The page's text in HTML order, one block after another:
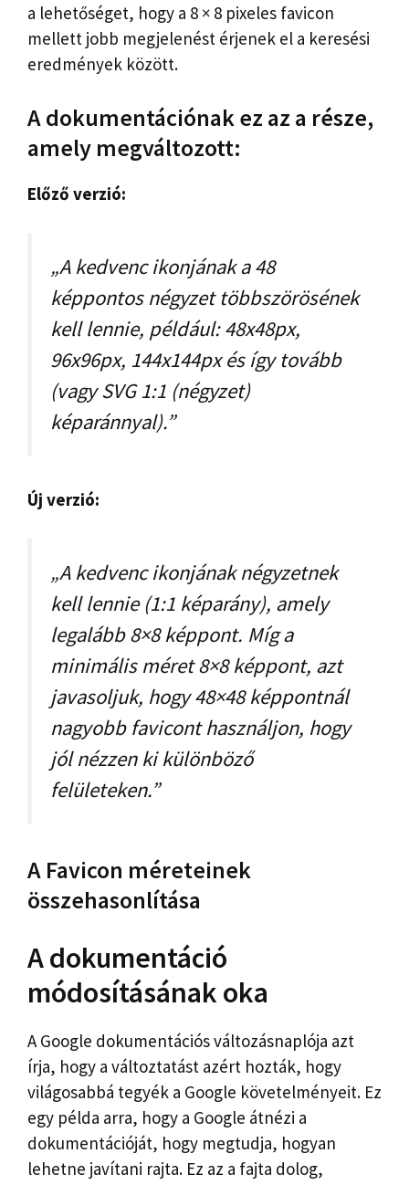
a lehetőséget, hogy a 8 × 8 pixeles favicon
mellett jobb megjelenést érjenek el a keresési
eredmények között.
A dokumentációnak ez az a része,
amely megváltozott:
Előző verzió:
„A kedvenc ikonjának a 48
képpontos négyzet többszörösének
kell lennie, például: 48x48px,
96x96px, 144x144px és így tovább
(vagy SVG 1:1 (négyzet)
képaránnyal).”
Új verzió:
„A kedvenc ikonjának négyzetnek
kell lennie (1:1 képarány), amely
legalább 8×8 képpont. Míg a
minimális méret 8×8 képpont, azt
javasoljuk, hogy 48×48 képpontnál
nagyobb favicont használjon, hogy
jól nézzen ki különböző
felületeken.”
A Favicon méreteinek
összehasonlítása
A dokumentáció
módosításának oka
A Google dokumentációs változásnaplója azt
írja, hogy a változtatást azért hozták, hogy
világosabbá tegyék a Google követelményeit. Ez
egy példa arra, hogy a Google átnézi a
dokumentációját, hogy megtudja, hogyan
lehetne javítani rajta. Ez az a fajta dolog,